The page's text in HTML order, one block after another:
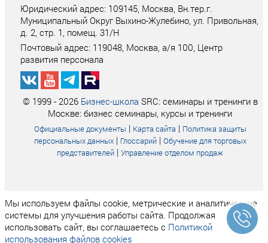
Юридический адрес: 109145, Москва, Вн.тер.г.
Муниципальный Округ Выхино-Жулебино, ул. Привольная,
д. 2, стр. 1, помещ. 31/Н
Почтовый адрес: 119048, Москва, а/я 100, Центр
развития персонала
© 1999 - 2026 Бизнес-школа SRC: семинары и тренинги в
Москве: бизнес семинары, курсы и тренинги
Официальные документы | Карта сайта | Политика защиты
персональных данных| Глоссарий| Обучение для торговых
представителей | Управление отделом продаж
Мы используем файлы cookie, метрические и аналитические
системы для улучшения работы сайта. Продолжая
использовать сайт, вы соглашаетесь с Политикой
использования файлов cookies